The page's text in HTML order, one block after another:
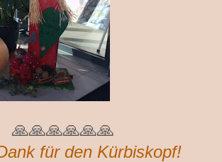
🙏🙏🙏🙏🙏🙏
für den Kürbiskopf!